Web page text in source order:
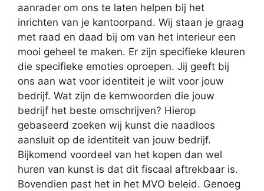
aanrader om ons te laten helpen bij het
inrichten van je kantoorpand. Wij staan je graag
met raad en daad bij om van het interieur een
mooi geheel te maken. Er zijn specifieke kleuren
die specifieke emoties oproepen. Jij geeft bij
ons aan wat voor identiteit je wilt voor jouw
bedrijf. Wat zijn de kernwoorden die jouw
bedrijf het beste omschrijven? Hierop
gebaseerd zoeken wij kunst die naadloos
aansluit op de identiteit van jouw bedrijf.
Bijkomend voordeel van het kopen dan wel
huren van kunst is dat dit fiscaal aftrekbaar is.
Bovendien past het in het MVO beleid. Genoeg